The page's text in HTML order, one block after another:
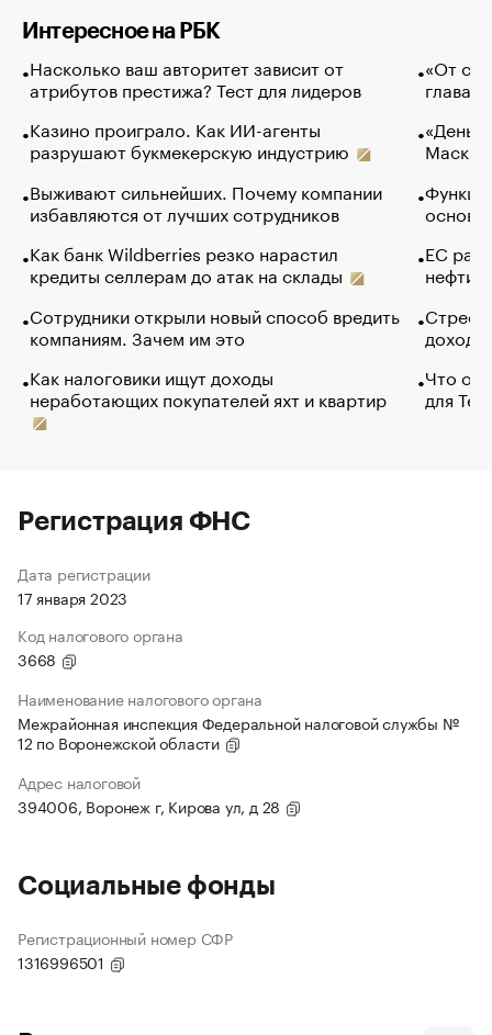
Интересное на РБК
Насколько ваш авторитет зависит от
атрибутов престижа? Тест для лидеров
Казино проиграло. Как ИИ-агенты
разрушают букмекерскую индустрию
Выживают сильнейших. Почему компании
избавляются от лучших сотрудников
Как банк Wildberries резко нарастил
кредиты селлерам до атак на склады
Сотрудники открыли новый способ вредить
компаниям. Зачем им это
Как налоговики ищут доходы
неработающих покупателей яхт и квартир
«От
глава
Маск в
основ
ЕС
нефти
Что
для
Регистрация ФНС
Дата регистрации
17 января 2023
Код налогового органа
3668
Наименование налогового органа
Межрайонная инспекция Федеральной налоговой службы №
12 по Воронежской области
Адрес налоговой
394006, Воронеж г, Кирова ул, д 28
Социальные фонды
Регистрационный номер СФР
1316996501